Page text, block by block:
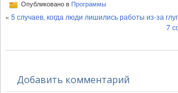
Опубликовано в Программы
« 5 случаев, когда люди лишились работы из-за
7
Добавить комментарий